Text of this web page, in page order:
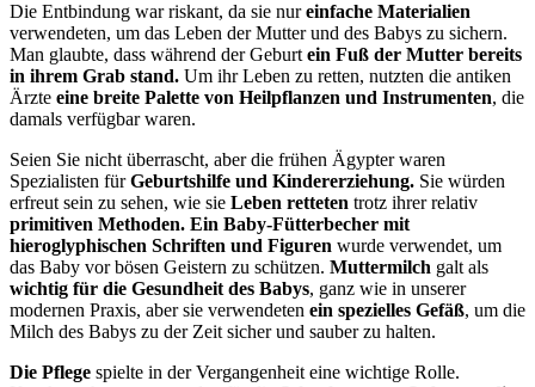
Die Entbindung war riskant, da sie nureinfache Materialien
verwendeten, um das Leben der Mutter und des Babys zu sichern.
Man glaubte, dass während der Geburt ein Fuß der Mutter bereits
in ihrem Grab stand. Um ihr Leben zu retten, nutzten die antiken
Ärzte eine breite Palette von Heilpflanzen und Instrumenten, die
damals verfügbar waren.
Seien Sie nicht überrascht, aber die frühen Ägypter waren
Spezialisten fürGeburtshilfe und Kindererziehung. Sie würden
erfreut sein zu sehen, wie sie Leben retteten trotz ihrer relativ
primitiven Methoden. Ein Baby-Fütterbecher mit
hieroglyphischen Schriften und Figuren wurde verwendet, um
das Baby vor bösen Geistern zu schützen. Muttermilch galt als
wichtig für die Gesundheit des Babys, ganz wie in unserer
modernen Praxis, aber sie verwendeten ein spezielles Gefäß, um die
Milch des Babys zu der Zeit sicher und sauber zu halten.
Die Pflege spielte in der Vergangenheit eine wichtige Rolle.